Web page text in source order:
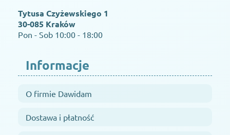
Tytusa Czyżewskiego 1
30-085 Kraków
Pon - Sob 10:00 - 18:00
Informacje
O firmie Dawidam
Dostawa i płatność